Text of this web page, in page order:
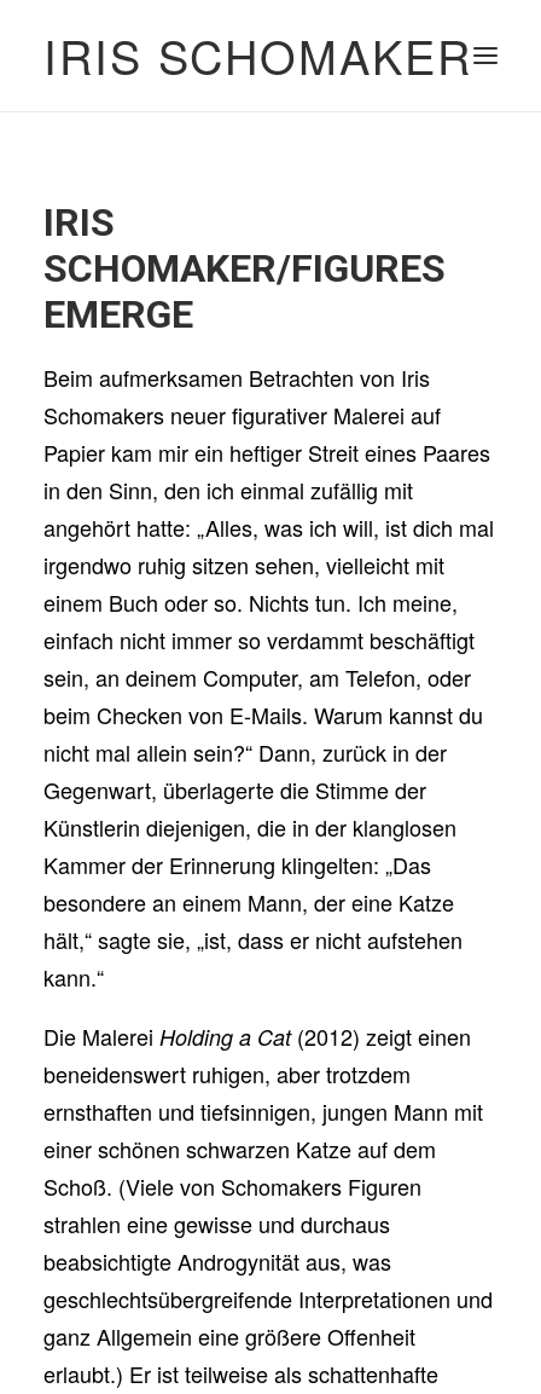
IRIS SCHOMAKER
ABOUT
IRIS
SCHOMAKER/FIGURES
EMERGE
Beim aufmerksamen Betrachten von Iris
Schomakers neuer figurativer Malerei auf
Papier kam mir ein heftiger Streit eines Paares
in den Sinn, den ich einmal zufällig mit
angehört hatte: „Alles, was ich will, ist dich mal
irgendwo ruhig sitzen sehen, vielleicht mit
einem Buch oder so. Nichts tun. Ich meine,
einfach nicht immer so verdammt beschäftigt
sein, an deinem Computer, am Telefon, oder
beim Checken von E-Mails. Warum kannst du
nicht mal allein sein?“ Dann, zurück in der
Gegenwart, überlagerte die Stimme der
Künstlerin diejenigen, die in der klanglosen
Kammer der Erinnerung klingelten: „Das
besondere an einem Mann, der eine Katze
hält,“ sagte sie, „ist, dass er nicht aufstehen
kann.“
Die Malerei Holding a Cat(2012) zeigt einen
beneidenswert ruhigen, aber trotzdem
ernsthaften und tiefsinnigen, jungen Mann mit
einer schönen schwarzen Katze auf dem
Schoß. (Viele von Schomakers Figuren
strahlen eine gewisse und durchaus
beabsichtigte Androgynität aus, was
geschlechtsübergreifende Interpretationen und
ganz Allgemein eine größere Offenheit
erlaubt.) Er ist teilweise als schattenhafte